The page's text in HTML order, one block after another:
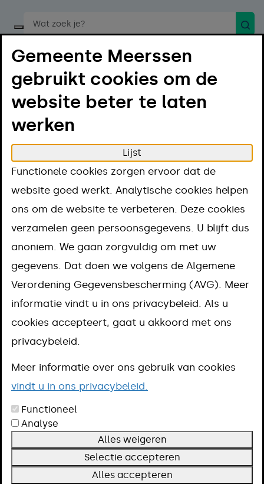
Start een spraakopdracht
Menu
Home Regelen
Vergunningen en regels
Vergunning
Alchol schenken en verkopen
Alchol schenken
en verkopen
Meer informatie
Als u als ondernemer alcoholische
dranken wilt schenken of verkopen,
dan heeft u een alcoholvergunning
Gemeente Meerssen
gebruikt cookies om de
website beter te laten
werken
Lijst
Functionele cookies zorgen ervoor dat de
website goed werkt. Analytische cookies helpen
ons om de website te verbeteren. Deze cookies
verzamelen geen persoonsgegevens. U blijft dus
anoniem. We gaan zorgvuldig om met uw
gegevens. Dat doen we volgens de Algemene
Verordening Gegevensbescherming (AVG). Meer
informatie vindt u in ons privacybeleid. Als u
cookies accepteert, gaat u akkoord met ons
privacybeleid.
Meer informatie over ons gebruik van cookies
vindt u in ons privacybeleid.
Functioneel
Analyse
Alles weigeren
Selectie accepteren
Alles accepteren